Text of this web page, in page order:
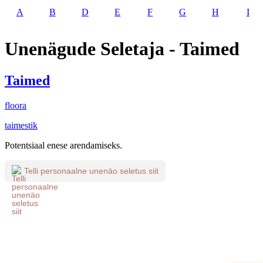
A B D E F G H I
Unenägude Seletaja - Taimed
Taimed
floora
taimestik
Potentsiaal enese arendamiseks.
Telli personaalne unenäo seletus siit